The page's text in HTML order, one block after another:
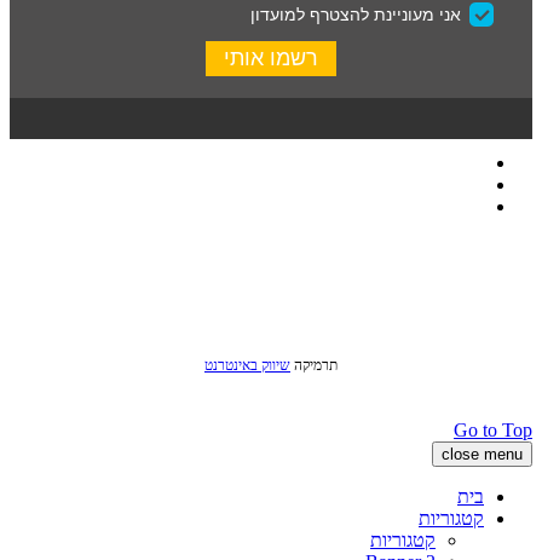
תרמיקה שיווק באינטרנט
Go to Top
close menu
בית
קטגוריות
קטגוריות